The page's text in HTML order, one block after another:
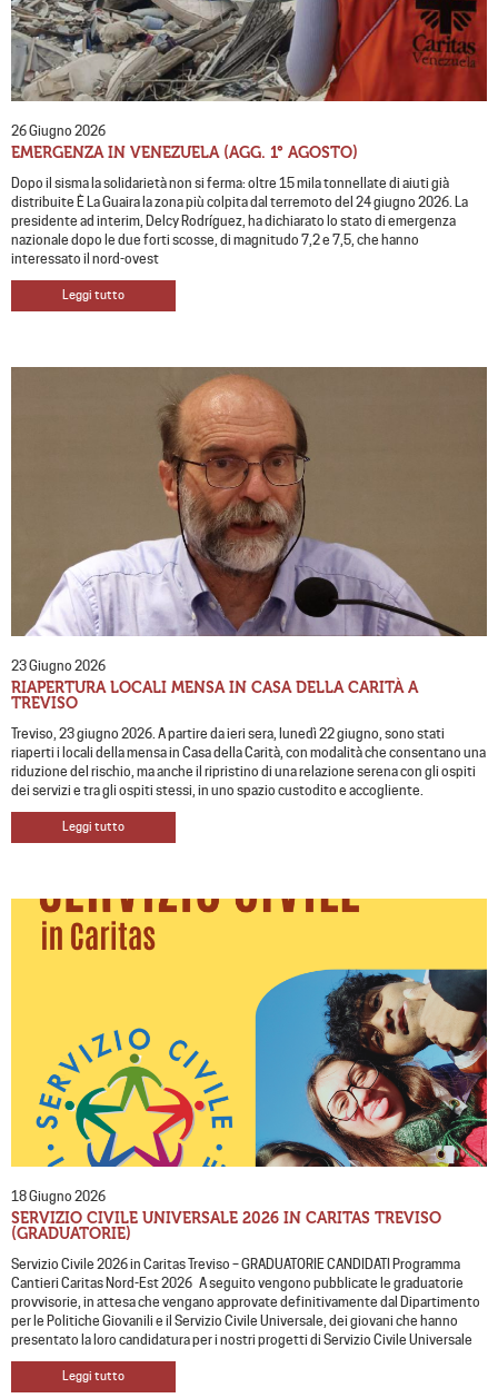
26 Giugno 2026
EMERGENZA IN VENEZUELA (AGG. 1° AGOSTO)
Dopo il sisma la solidarietà non si ferma: oltre 15 mila tonnellate di aiuti già
distribuite È La Guaira la zona più colpita dal terremoto del 24 giugno 2026. La
presidente ad interim, Delcy Rodríguez, ha dichiarato lo stato di emergenza
nazionale dopo le due forti scosse, di magnitudo 7,2 e 7,5, che hanno
interessato il nord-ovest
Leggi tutto
23 Giugno 2026
RIAPERTURA LOCALI MENSA IN CASA DELLA CARITÀ A
TREVISO
Treviso, 23 giugno 2026. A partire da ieri sera, lunedì 22 giugno, sono stati
riaperti i locali della mensa in Casa della Carità, con modalità che consentano una
riduzione del rischio, ma anche il ripristino di una relazione serena con gli ospiti
dei servizi e tra gli ospiti stessi, in uno spazio custodito e accogliente.
Leggi tutto
18 Giugno 2026
SERVIZIO CIVILE UNIVERSALE 2026 IN CARITAS TREVISO
(GRADUATORIE)
Servizio Civile 2026 in Caritas Treviso – GRADUATORIE CANDIDATI Programma
Cantieri Caritas Nord-Est 2026 A seguito vengono pubblicate le graduatorie
provvisorie, in attesa che vengano approvate definitivamente dal Dipartimento
per le Politiche Giovanili e il Servizio Civile Universale, dei giovani che hanno
presentato la loro candidatura per i nostri progetti di Servizio Civile Universale
Leggi tutto